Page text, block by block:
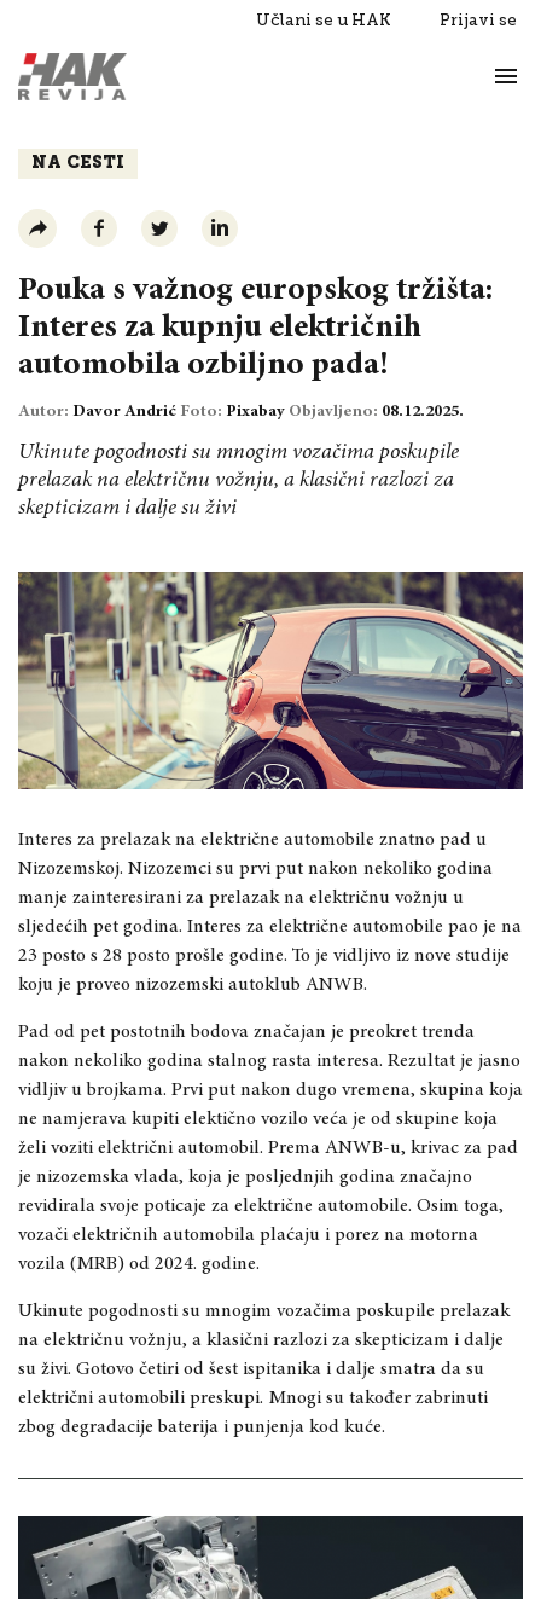
Učlani se u HAK Prijavi se
Razgovori
NA CESTI
Pouka s važnog europskog tržišta:
Interes za kupnju električnih
automobila ozbiljno pada!
Autor: Davor Andrić Foto: Pixabay Objavljeno: 08.12.2025.
Ukinute pogodnosti su mnogim vozačima poskupile
prelazak na električnu vožnju, a klasični razlozi za
skepticizam i dalje su živi
Interes za prelazak na električne automobile znatno pad u
Nizozemskoj. Nizozemci su prvi put nakon nekoliko godina
manje zainteresirani za prelazak na električnu vožnju u
sljedećih pet godina. Interes za električne automobile pao je na
23 posto s 28 posto prošle godine. To je vidljivo iz nove studije
koju je proveo nizozemski autoklub ANWB.
Pad od pet postotnih bodova značajan je preokret trenda
nakon nekoliko godina stalnog rasta interesa. Rezultat je jasno
vidljiv u brojkama. Prvi put nakon dugo vremena, skupina koja
ne namjerava kupiti elektično vozilo veća je od skupine koja
želi voziti električni automobil. Prema ANWB-u, krivac za pad
je nizozemska vlada, koja je posljednjih godina značajno
revidirala svoje poticaje za električne automobile. Osim toga,
vozači električnih automobila plaćaju i porez na motorna
vozila (MRB) od 2024. godine.
Ukinute pogodnosti su mnogim vozačima poskupile prelazak
na električnu vožnju, a klasični razlozi za skepticizam i dalje
su živi. Gotovo četiri od šest ispitanika i dalje smatra da su
električni automobili preskupi. Mnogi su također zabrinuti
zbog degradacije baterija i punjenja kod kuće.